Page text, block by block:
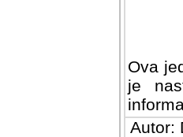
Ova
je
Autor: